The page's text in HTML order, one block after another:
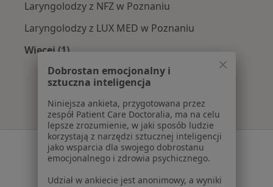
Laryngolodzy z NFZ w Poznaniu
Laryngolodzy z LUX MED w Poznaniu
Więcej (1)
Więcej w kategorii: Najpopularniejsze
Serwis
Polityka prywatności pacjentów
Dobrostan emocjonalny i
sztuczna inteligencja
Niniejsza ankieta, przygotowana przez
zespół Patient Care Doctoralia, ma na celu
lepsze zrozumienie, w jaki sposób ludzie
korzystają z narzędzi sztucznej inteligencji
jako wsparcia dla swojego dobrostanu
emocjonalnego i zdrowia psychicznego.
Udział w ankiecie jest anonimowy, a wyniki